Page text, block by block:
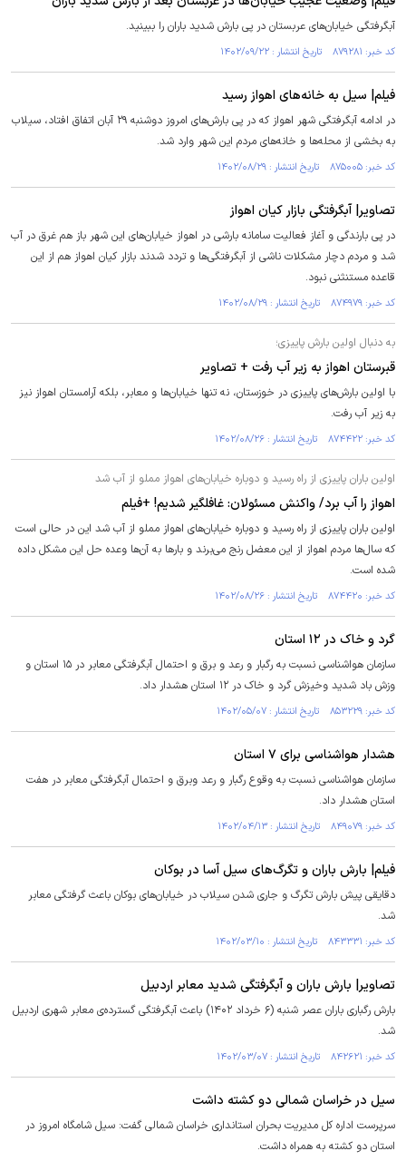
آبگرفتگی خیابان‌های عربستان در پی بارش شدید باران را ببینید.
کد خبر: ۸۷۹۲۸۱ تاریخ انتشار : ۱۴۰۲/۰۹/۲۲
فیلم| سیل به خانه‌های اهواز رسید
در ادامه آبگرفتگی شهر اهواز که در پی بارش‌های امروز دوشنبه ۲۹ آبان اتفاق افتاد، سیلاب
به بخشی از محله‌ها و خانه‌های مردم این شهر وارد شد.
کد خبر: ۸۷۵۰۰۵ تاریخ انتشار : ۱۴۰۲/۰۸/۲۹
تصاویر| آبگرفتگی بازار کیان اهواز
در پی بارندگی و آغاز فعالیت سامانه بارشی در اهواز خیابان‌های این شهر باز هم غرق در آب
شد و مردم دچار مشکلات ناشی از آبگرفتگی‌ها و تردد شدند بازار کیان اهواز هم از این
قاعده مستنثنی نبود.
کد خبر: ۸۷۴۹۷۹ تاریخ انتشار : ۱۴۰۲/۰۸/۲۹
به دنبال اولین بارش پاییزی؛
قبرستان اهواز به زیر آب رفت + تصاویر
با اولین بارش‌های پاییزی در خوزستان، نه تنها خیابان‌ها و معابر، بلکه آرامستان اهواز نیز
به زیر آب رفت.
کد خبر: ۸۷۴۴۲۲ تاریخ انتشار : ۱۴۰۲/۰۸/۲۶
اولین باران پاییزی از راه رسید و دوباره خیابان‌های اهواز مملو از آب شد
اهواز را آب برد/ واکنش مسئولان: غافلگیر شدیم! +فیلم
اولین باران پاییزی از راه رسید و دوباره خیابان‌های اهواز مملو از آب شد این در حالی است
که سال‌ها مردم اهواز از این معضل رنج می‌برند و بار‌ها به آن‌ها وعده حل این مشکل داده
شده است.
کد خبر: ۸۷۴۴۲۰ تاریخ انتشار : ۱۴۰۲/۰۸/۲۶
گرد و خاک در ۱۲ استان
سازمان هواشناسی نسبت به رگبار و رعد و برق و احتمال آبگرفتگی معابر در ۱۵ استان و
وزش باد شدید وخیزش گرد و خاک در ۱۲ استان هشدار داد.
کد خبر: ۸۵۳۲۲۹ تاریخ انتشار : ۱۴۰۲/۰۵/۰۷
هشدار هواشناسی برای ۷ استان
سازمان هواشناسی نسبت به وقوع رگبار و رعد وبرق و احتمال آبگرفتگی معابر در هفت
استان هشدار داد.
کد خبر: ۸۴۹۰۷۹ تاریخ انتشار : ۱۴۰۲/۰۴/۱۳
فیلم| بارش باران و تگرگ‌های سیل آسا در بوکان
دقایقی پیش بارش تگرگ و جاری شدن سیلاب در خیابان‌های بوکان باعث گرفتگی معابر
شد.
کد خبر: ۸۴۳۳۳۱ تاریخ انتشار : ۱۴۰۲/۰۳/۱۰
تصاویر| بارش باران و آبگرفتگی شدید معابر اردبیل
بارش رگباری باران عصر شنبه (۶ خرداد ۱۴۰۲) باعث آبگرفتگی گسترده‌ی معابر شهری اردبیل
شد.
کد خبر: ۸۴۲۶۲۱ تاریخ انتشار : ۱۴۰۲/۰۳/۰۷
سیل در خراسان شمالی دو کشته داشت
سرپرست اداره کل مدیریت بحران استانداری خراسان شمالی گفت: سیل شامگاه امروز در
استان دو کشته به همراه داشت.